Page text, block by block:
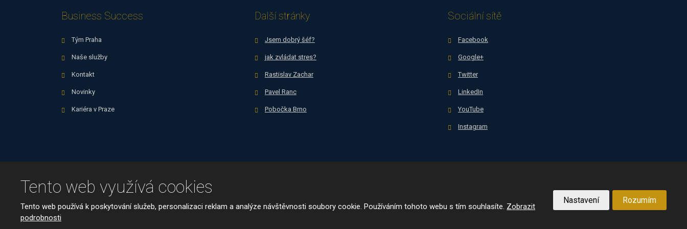
Business Success
Tým Praha
Naše služby
Kontakt
Novinky
Kariéra v Praze
Další stránky
Jsem dobrý šéf?
jak zvládat stres?
Rastislav Zachar
Pavel Ranc
Pobočka Brno
Sociální sítě
Facebook
Google+
Twitter
LinkedIn
YouTube
Instagram
© 2026, Business Success, spol. s r.o.
Mapa stránek |Podmínky použití
VYROBILA
Tento web využívá cookies
Tento web používá k poskytování služeb, personalizaci reklam a analýze návštěvnosti soubory cookie. Používáním tohoto webu s tím souhlasíte. Zobrazit
podrobnosti
Nastavení Rozumím